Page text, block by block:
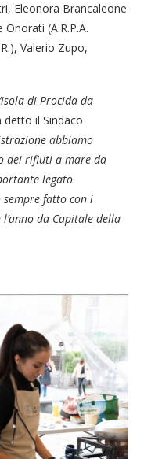
Eleonora Brancaleone
(A.R.P.A.
Valerio Zupo,
di Procida da
detto il Sindaco
abbiamo
dei rifiuti a mare da
legato
sempre fatto con i
da Capitale della